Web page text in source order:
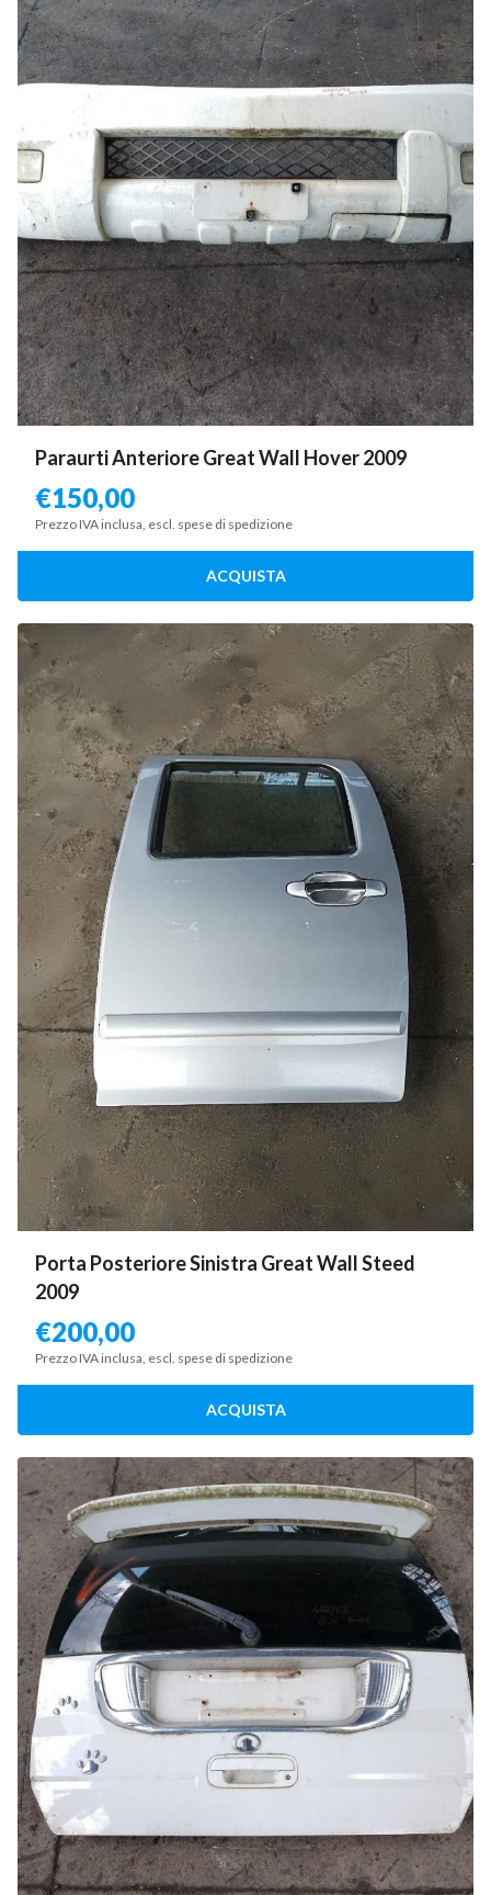
Paraurti Anteriore Great Wall Hover 2009
€150,00
Prezzo IVA inclusa, escl. spese di spedizione
ACQUISTA
Porta Posteriore Sinistra Great Wall Steed
2009
€200,00
Prezzo IVA inclusa, escl. spese di spedizione
ACQUISTA